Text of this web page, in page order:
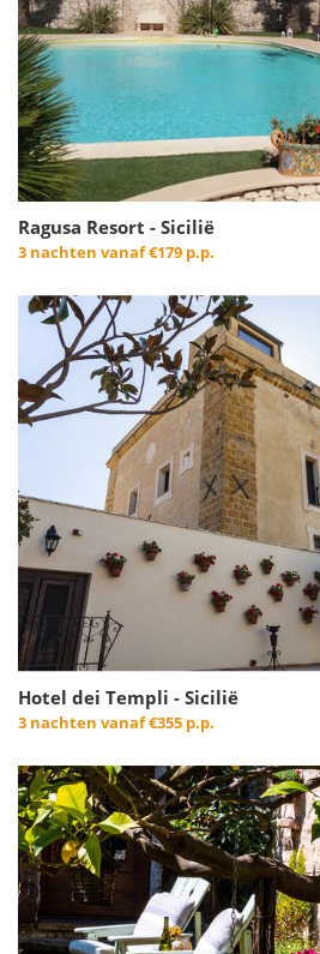
Ragusa Resort - Sicilië
3 nachten vanaf€179 p.p.
Hotel dei Templi - Sicilië
3 nachten vanaf€355 p.p.